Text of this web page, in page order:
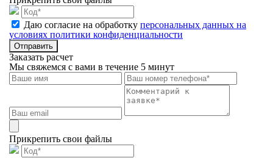
Даю согласие на обработку персональных данных на
условиях политики конфиденциальности
Отправить
Заказать расчет
Мы свяжемся с вами в течение 5 минут
Прикрепить свои файлы